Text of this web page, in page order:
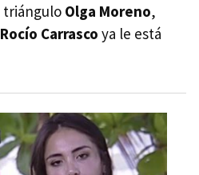
triángulo Olga Moreno,
Rocío Carrasco ya le está